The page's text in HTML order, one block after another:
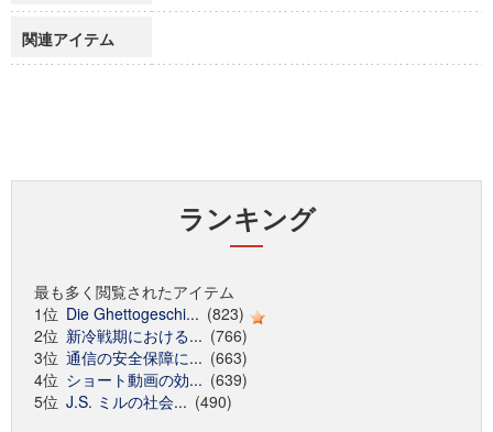
関連アイテム
ランキング
最も多く閲覧されたアイテム
1位 Die Ghettogeschi... (823)
2位 新冷戦期における... (766)
3位 通信の安全保障に... (663)
4位 ショート動画の効... (639)
5位 J.S. ミルの社会... (490)